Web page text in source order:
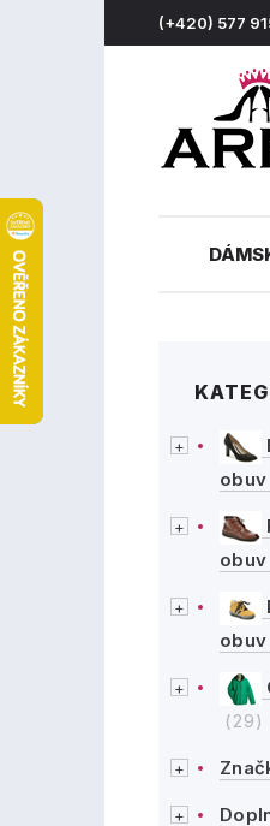
(+420) 577
obuv
obuv
obuv
(29)